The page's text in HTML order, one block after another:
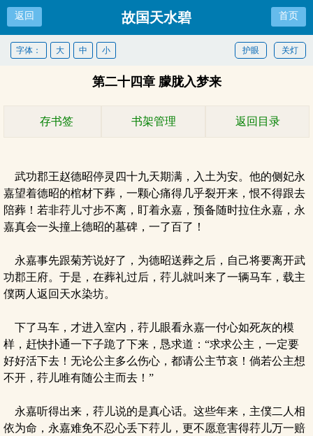
返回 故国天水碧 首页
关灯
护眼
字体： 大 中 小
第二十四章 朦胧入梦来
存书签 书架管理 返回目录
武功郡王赵德昭停灵四十九天期满，入土为安。他的侧妃永
嘉望着德昭的棺材下葬，一颗心痛得几乎裂开来，恨不得跟去
陪葬！若非荇儿寸步不离，盯着永嘉，预备随时拉住永嘉，永
嘉真会一头撞上德昭的墓碑，一了百了！
永嘉事先跟菊芳说好了，为德昭送葬之后，自己将要离开武
功郡王府。于是，在葬礼过后，荇儿就叫来了一辆马车，载主
僕两人返回天水染坊。
下了马车，才进入室内，荇儿眼看永嘉一付心如死灰的模
样，赶快扑通一下子跪了下来，恳求道：“求求公主，一定要
好好活下去！无论公主多么伤心，都请公主节哀！倘若公主想
不开，荇儿唯有随公主而去！”
永嘉听得出来，荇儿说的是真心话。这些年来，主僕二人相
依为命，永嘉难免不忍心丢下荇儿，更不愿意害得荇儿万一赔